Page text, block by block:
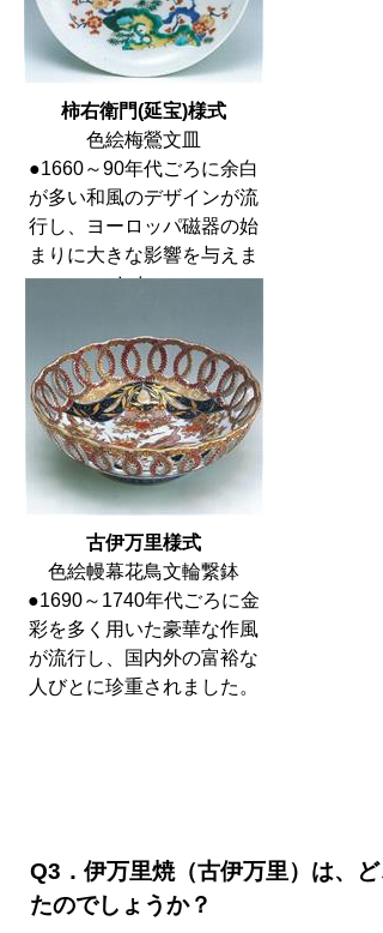
柿右衛門(延宝)様式
色絵梅鶯文皿
●1660～90年代ごろに余白
が多い和風のデザインが流
行し、ヨーロッパ磁器の始
まりに大きな影響を与えま
した。
古伊万里様式
色絵幔幕花鳥文輪繋鉢
●1690～1740年代ごろに金
彩を多く用いた豪華な作風
が流行し、国内外の富裕な
人びとに珍重されました。
Q3．伊万里焼（古伊万里）は、ど
たのでしょうか？